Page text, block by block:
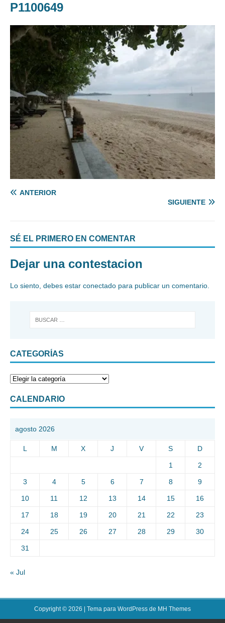
P1100649
ANTERIOR
SIGUIENTE
SÉ EL PRIMERO EN COMENTAR
Dejar una contestacion
Lo siento, debes estar conectado para publicar un comentario.
CATEGORÍAS
CALENDARIO
agosto 2026
L M X J V S D
1 2
3 4 5 6 7 8 9
10 11 12 13 14 15 16
17 18 19 20 21 22 23
24 25 26 27 28 29 30
31
« Jul
Copyright © 2026 | Tema para WordPress de MH Themes